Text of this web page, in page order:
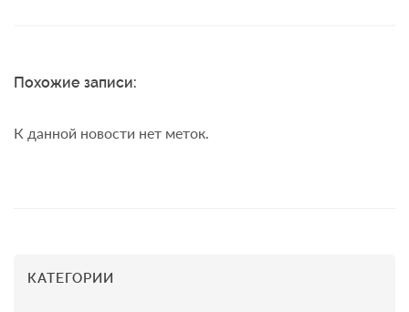
Похожие записи:
К данной новости нет меток.
КАТЕГОРИИ